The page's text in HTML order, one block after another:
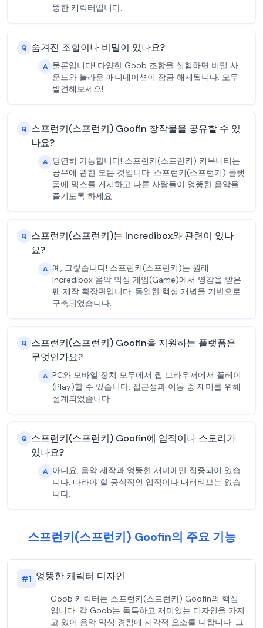
뚱한 캐릭터입니다.
Q 숨겨진 조합이나 비밀이 있나요?
A 물론입니다! 다양한 Goob 조합을 실험하면 비밀 사
운드와 놀라운 애니메이션이 잠금 해제됩니다. 모두
발견해보세요!
Q 스프런키(스프런키) Goofin 창작물을 공유할 수 있
나요?
A 당연히 가능합니다! 스프런키(스프런키) 커뮤니티는
공유에 관한 모든 것입니다. 스프런키(스프런키) 플랫
폼에 믹스를 게시하고 다른 사람들이 엉뚱한 음악을
즐기도록 하세요.
Q 스프런키(스프런키)는 Incredibox와 관련이 있나
요?
A 예, 그렇습니다! 스프런키(스프런키)는 원래
Incredibox 음악 믹싱 게임(Game)에서 영감을 받은
팬 제작 확장판입니다. 동일한 핵심 개념을 기반으로
구축되었습니다.
Q 스프런키(스프런키) Goofin을 지원하는 플랫폼은
무엇인가요?
A PC와 모바일 장치 모두에서 웹 브라우저에서 플레이
(Play)할 수 있습니다. 접근성과 이동 중 재미를 위해
설계되었습니다.
Q 스프런키(스프런키) Goofin에 업적이나 스토리가
있나요?
A 아니요, 음악 제작과 엉뚱한 재미에만 집중되어 있습
니다. 따라야 할 공식적인 업적이나 내러티브는 없습
니다.
스프런키(스프런키) Goofin의 주요 기능
#1 엉뚱한 캐릭터 디자인
Goob 캐릭터는 스프런키(스프런키) Goofin의 핵심
입니다. 각 Goob는 독특하고 재미있는 디자인을 가지
고 있어 음악 믹싱 경험에 시각적 요소를 더합니다. 그